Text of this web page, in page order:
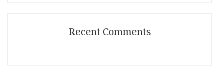
Recent Comments